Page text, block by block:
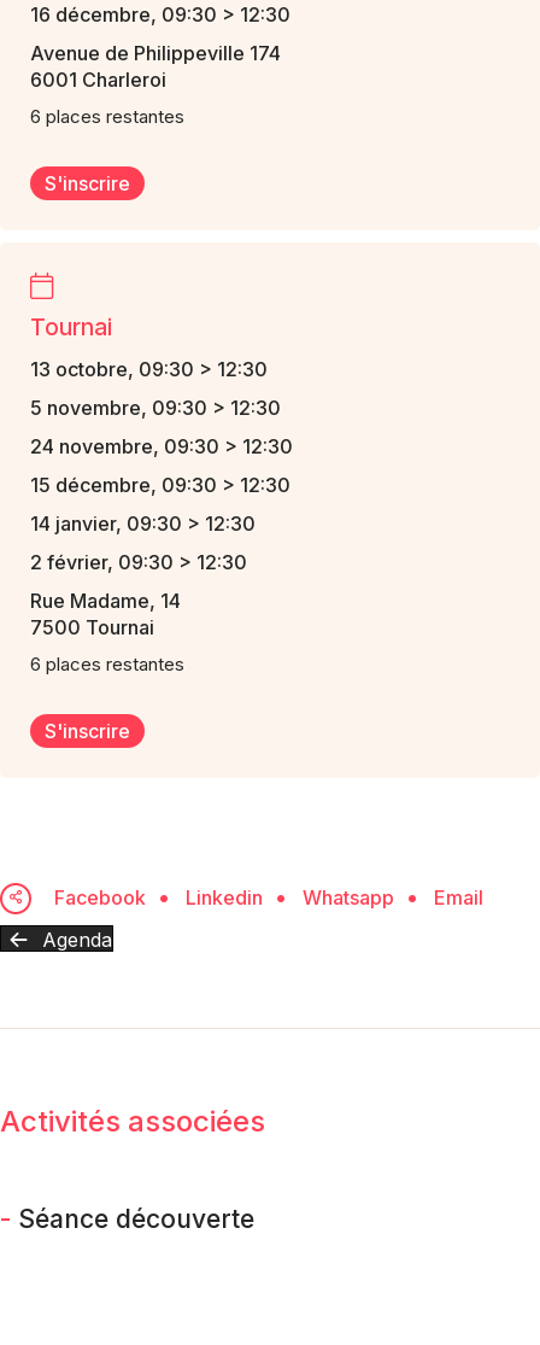
16 décembre, 09:30 > 12:30
Avenue de Philippeville 174
6001 Charleroi
6 places restantes
S'inscrire
Tournai
13 octobre, 09:30 > 12:30
5 novembre, 09:30 > 12:30
24 novembre, 09:30 > 12:30
15 décembre, 09:30 > 12:30
14 janvier, 09:30 > 12:30
2 février, 09:30 > 12:30
Rue Madame, 14
7500 Tournai
6 places restantes
S'inscrire
Facebook Linkedin Whatsapp
Email
Agenda
Activités associées
- Séance découverte